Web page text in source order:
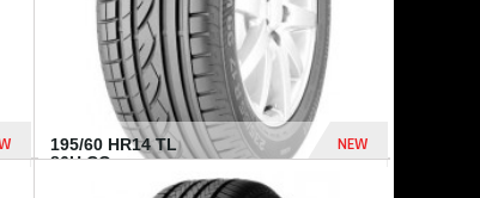
195/60 HR14 TL
86H CO...
NEW